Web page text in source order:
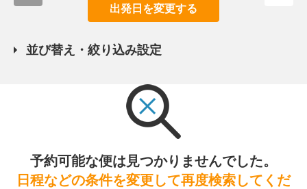
出発日を変更する
並び替え・絞り込み設定
予約可能な便は見つかりませんでした。
日程などの条件を変更して再度検索してくだ